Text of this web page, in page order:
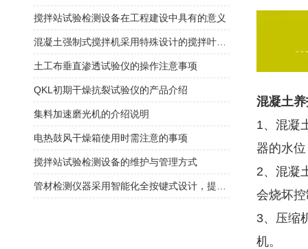
混凝土
1、混凝
器的水
2、混凝
会
3、压缩
机。
搅拌站试验检测设备在工程建设中具有的意义
土工布垂直渗透试验仪的操作注意事项
QKL初期干燥抗裂试验仪的产品介绍
集料加速磨光机的介绍说明
电热鼓风干燥箱使用时需注意的事项
搅拌站试验检测设备的维护与管理方式